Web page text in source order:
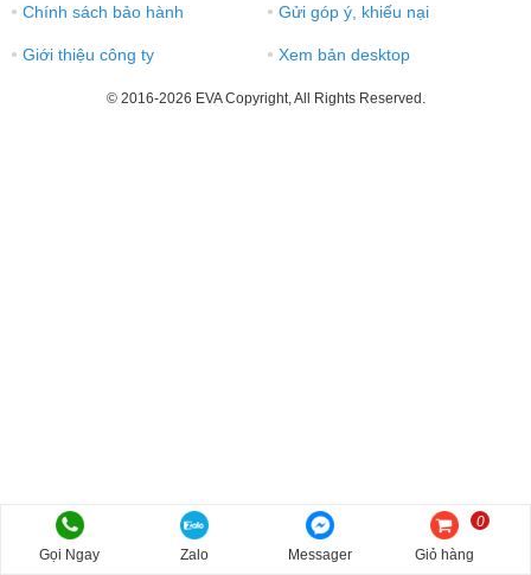
● Chính sách bảo hành ● Gửi góp ý, khiếu nại
● Giới thiệu công ty ● Xem bản desktop
© 2016-2026 EVA Copyright, All Rights Reserved.
Gọi Ngay Zalo Messager Giỏ hàng
0